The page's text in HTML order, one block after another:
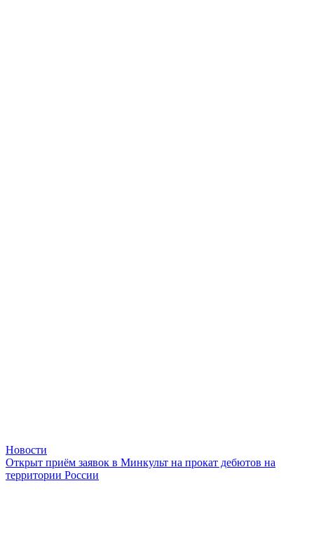
Новости
Открыт приём заявок в Минкульт на прокат дебютов на
территории России